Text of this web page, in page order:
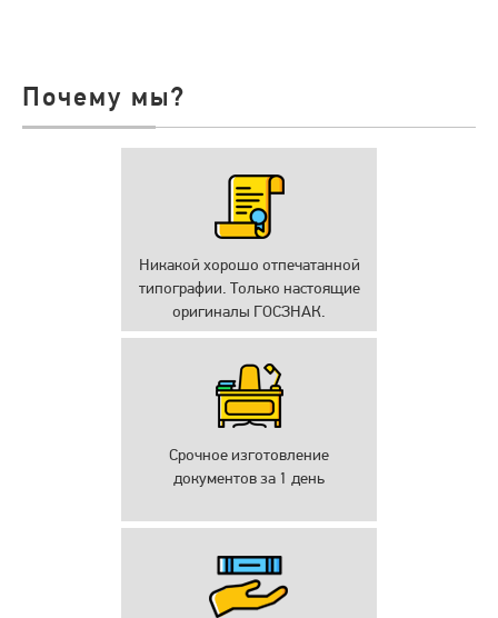
Почему мы?
Никакой хорошо отпечатанной
типографии. Только настоящие
оригиналы ГОСЗНАК.
Срочное изготовление
документов за 1 день